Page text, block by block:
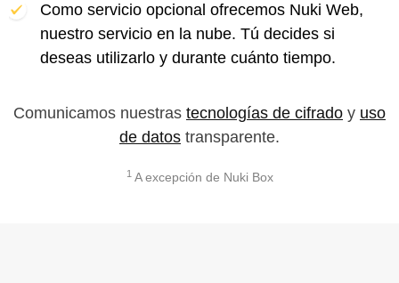
Como servicio opcional ofrecemos Nuki Web,
nuestro servicio en la nube. Tú decides si
deseas utilizarlo y durante cuánto tiempo.
Comunicamos nuestras tecnologías de cifrado y uso
de datos transparente.
1A excepción de Nuki Box